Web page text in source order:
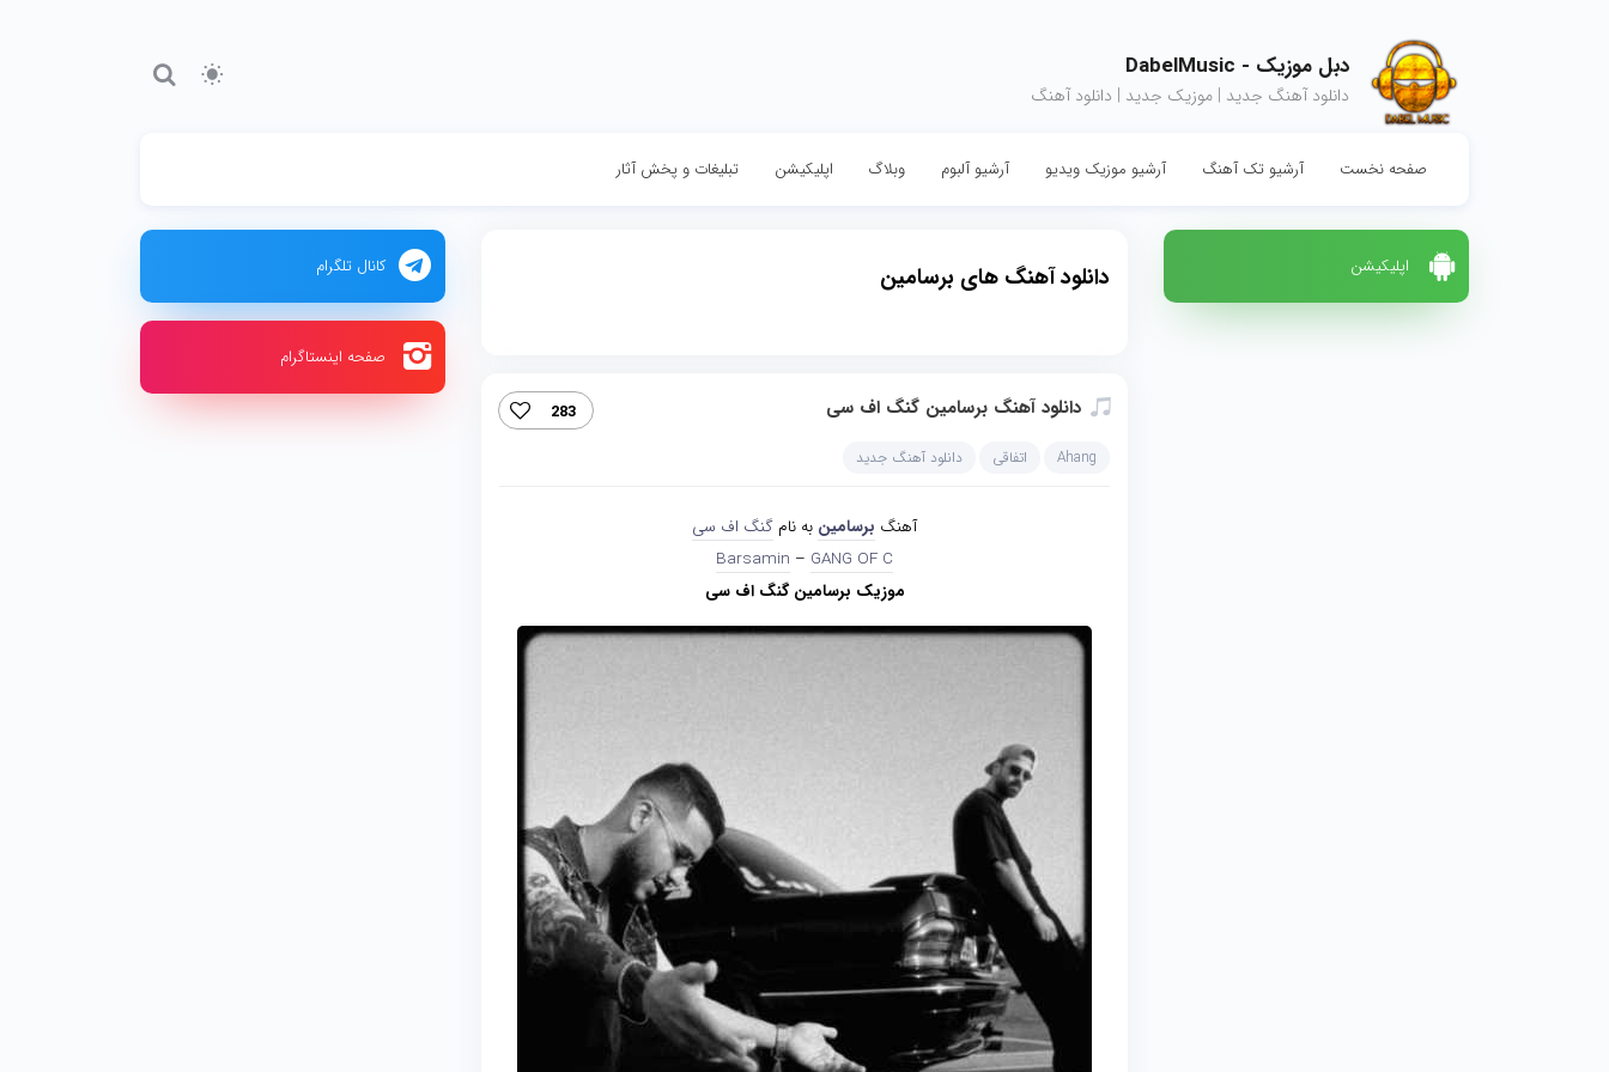
دبل موزیک - DabelMusic
دانلود آهنگ جدید | موزیک جدید | دانلود آهنگ
صفحه نخست آرشیو تک آهنگ آرشیو موزیک ویدیو آرشیو آلبوم وبلاگ اپلیکیشن تبلیغات و پخش آثار
اپلیکیشن دانلود آهنگ های برسامین
دانلود آهنگ برسامین گنگ اف سی 283
Ahang اتفاقی دانلود آهنگ جدید
آهنگ برسامین به نام گنگ اف سی
Barsamin – GANG OF C
موزیک برسامین گنگ اف سی
کانال تلگرام
صفحه اینستاگرام